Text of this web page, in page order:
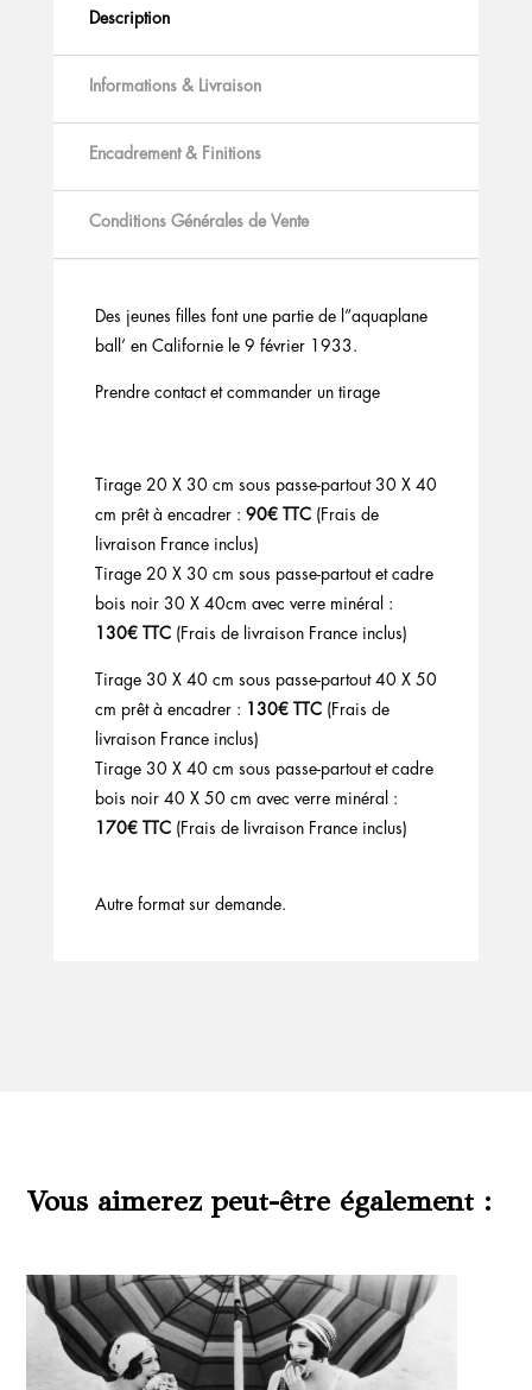
Description
Informations & Livraison
Encadrement & Finitions
Conditions Générales de Vente
Des jeunes filles font une partie de l”aquaplane
ball’ en Californie le 9 février 1933.
Prendre contact et commander un tirage
Tirage 20 X 30 cm sous passe-partout 30 X 40
cm prêt à encadrer : 90€ TTC(Frais de
livraison France inclus)
Tirage 20 X 30 cm sous passe-partout et cadre
bois noir 30 X 40cm avec verre minéral :
130€ TTC (Frais de livraison France inclus)
Tirage 30 X 40 cm sous passe-partout 40 X 50
cm prêt à encadrer :
130€ TTC(Frais de
livraison France inclus)
Tirage 30 X 40 cm sous passe-partout et cadre
bois noir 40 X 50 cm avec verre minéral :
170€ TTC(Frais de livraison France inclus)
Autre format sur demande.
Vous aimerez peut-être également :
Produits similaires